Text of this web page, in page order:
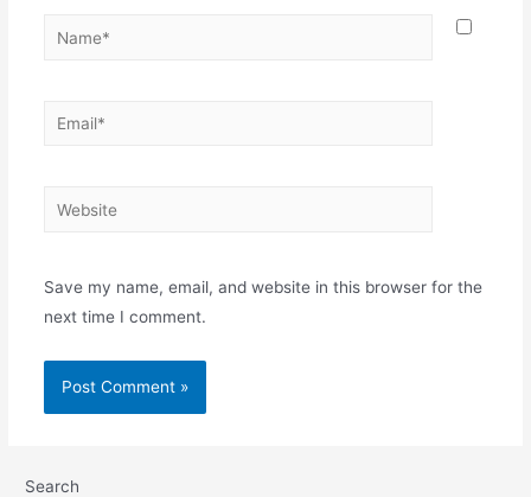
Name*
Email*
Website
Save my name, email, and website in this browser for the
next time I comment.
Search